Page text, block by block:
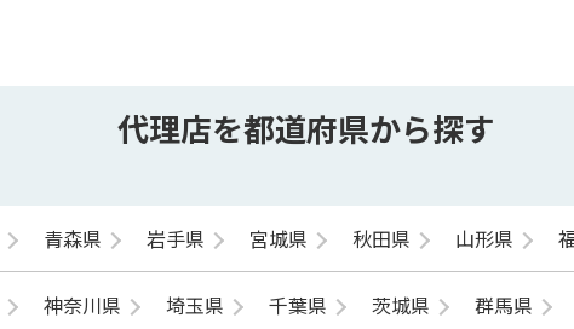
代理店を都道府県から探す
青森県 岩手県 宮城県 秋田県 山形県
神奈川県 埼玉県 千葉県 茨城県 群馬県